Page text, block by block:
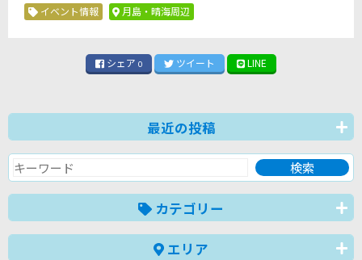
イベント情報 月島・晴海周辺
シェア 0 ツイート LINE
最近の投稿
カテゴリー
エリア